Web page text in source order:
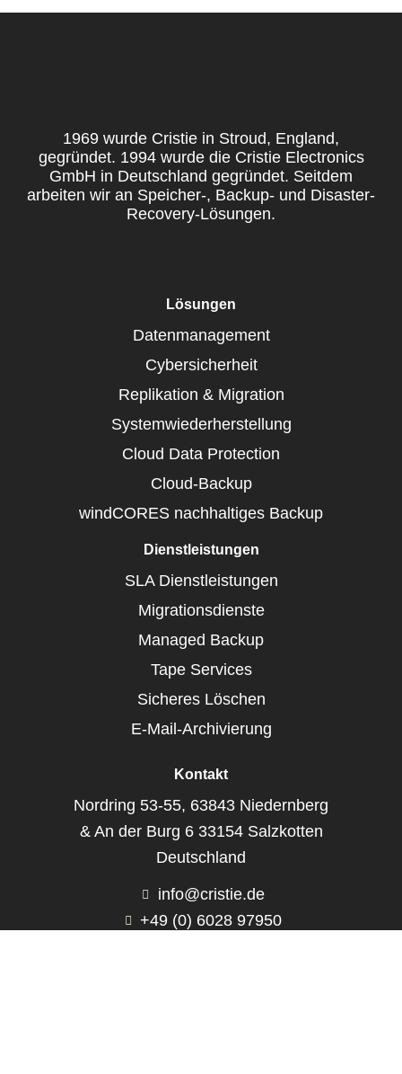
1969 wurde Cristie in Stroud, England,
gegründet. 1994 wurde die Cristie Electronics
GmbH in Deutschland gegründet. Seitdem
arbeiten wir an Speicher-, Backup- und Disaster-
Recovery-Lösungen.
Lösungen
Datenmanagement
Cybersicherheit
Replikation & Migration
Systemwiederherstellung
Cloud Data Protection
Cloud-Backup
windCORES nachhaltiges Backup
Dienstleistungen
SLA Dienstleistungen
Migrationsdienste
Managed Backup
Tape Services
Sicheres Löschen
E-Mail-Archivierung
Kontakt
Nordring 53-55, 63843 Niedernberg
& An der Burg 6 33154 Salzkotten
Deutschland
info@cristie.de
+49 (0) 6028 97950